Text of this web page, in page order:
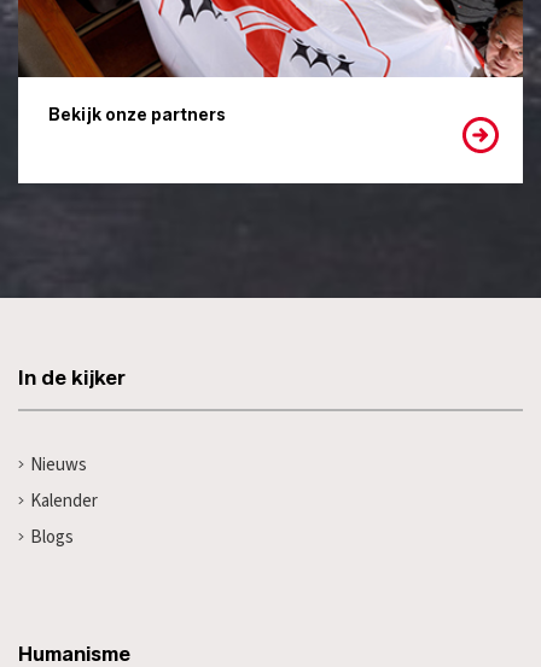
Bekijk onze partners
In de kijker
Nieuws
Kalender
Blogs
Humanisme